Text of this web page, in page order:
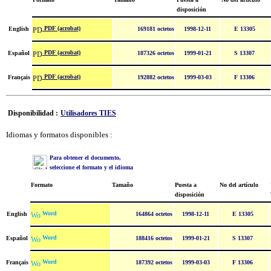
disposición
English PDF (acrobat) 169181 octetos 1998-12-11 E 13305
Español PDF (acrobat) 187326 octetos 1999-01-21 S 13307
Français PDF (acrobat) 192882 octetos 1999-03-03 F 13306
Disponibilidad : Utilisadores TIES
Idiomas y formatos disponibles :
Para obtener el documento,
seleccione el formato y el idioma
Formato Tamaño
Puesta a
disposición
No del artículo
English Word 164864 octetos 1998-12-11 E 13305
Español Word 188416 octetos 1999-01-21 S 13307
Français Word 187392 octetos 1999-03-03 F 13306